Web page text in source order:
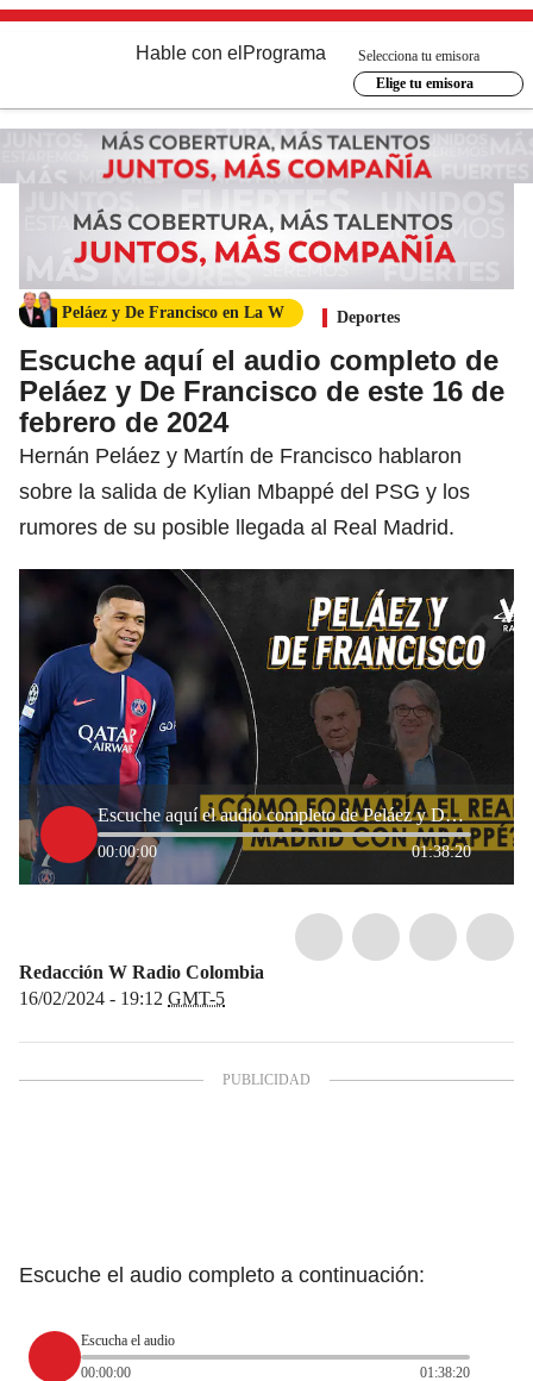
Hable con el Programa
Selecciona tu emisora
Elige tu emisora
Peláez y De Francisco en La W Deportes
Escuche aquí el audio completo de
Peláez y De Francisco de este 16 de
febrero de 2024
Hernán Peláez y Martín de Francisco hablaron
sobre la salida de Kylian Mbappé del PSG y los
rumores de su posible llegada al Real Madrid.
Escuche aquí el audio completo de Peláez y De Francisco de este 16 de febrero de 2024
00:00:00 01:38:20
Redacción W Radio Colombia
16/02/2024 - 19:12 GMT-5
Escuche el audio completo a continuación:
Escucha el audio
00:00:00
01:38:20